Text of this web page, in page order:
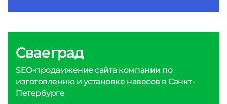
Сваеград
SEO-продвижение сайта компании по
изготовлению и установке навесов в Санкт-
Петербурге